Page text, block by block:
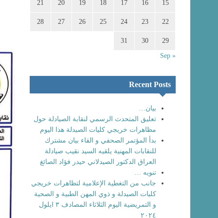
15
16
17
18
19
20
21
22
23
24
25
26
27
28
29
30
31
« Sep
Recent Posts
بيان…
تعليق المتحدث الرسمي لنقابة الصيادلة حول
مظاهرات خريجي كليات الصيدلة هذا اليوم
بدأ المؤتمر الصحفي و القاء بيان مشترك
للنقابات المهنية يلقيه السيد نقيب صيادلة
العراق الدكتور الصيدلاني حيدر فؤاد الصائغ
تنويه …
جانب من التغطية الإعلامية لتظاهرات خريجي
كليات الصيدلة و ذوي المهن الطبية و الصحية
و التمريضية اليوم الثلاثاء المصادف ٣ ايلول
٢٠٢٤